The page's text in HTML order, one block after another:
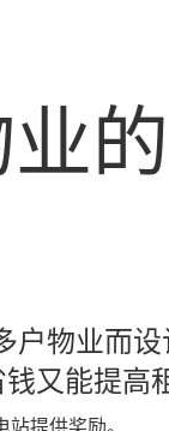
户物业而
又能提高
站提供奖励。